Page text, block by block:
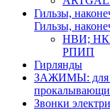
Гильзы,
Гильзы,
НВИ;
РПИП
Гирлянды
ЗАЖИМЫ: для
Звонки